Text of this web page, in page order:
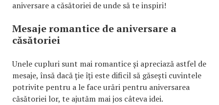
aniversare a căsătoriei de unde să te inspiri!
Mesaje romantice de aniversare a
căsătoriei
Unele cupluri sunt mai romantice și apreciază astfel de
mesaje, însă dacă ție îți este dificil să găsești cuvintele
potrivite pentru a le face urări pentru aniversarea
căsătoriei lor, te ajutăm mai jos câteva idei.